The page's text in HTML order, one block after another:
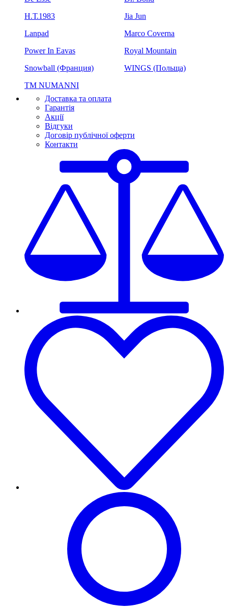
H.Т.1983
Jia Jun
Lanpad
Marco Coverna
Power In Eavas
Royal Mountain
Snowball (Франция)
WINGS (Польща)
ТМ NUMANNI
Доставка та оплата
Гарантія
Акції
Відгуки
Договір публічної оферти
Контакти